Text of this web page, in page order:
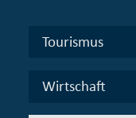
Tourismus
Wirtschaft